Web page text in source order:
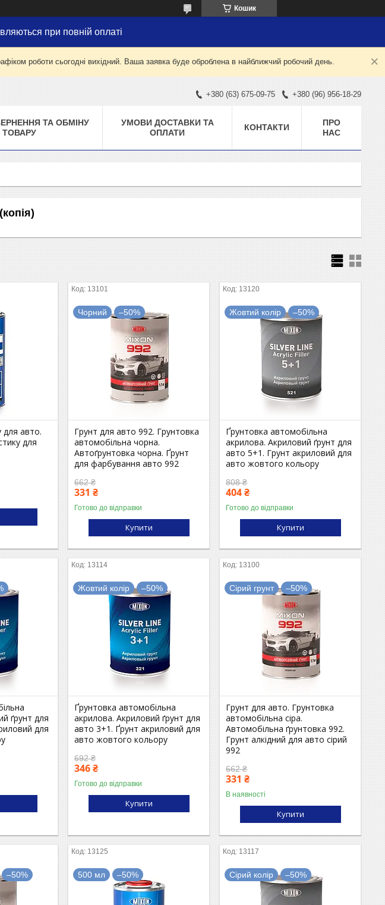
Кошик
при повній оплаті
роботи сьогодні вихідний. Ваша заявка буде оброблена в найближчий робочий день.
+380 (63) 675-09-75 +380 (96) 956-18-29
ТА ОБМІНУ
ТОВАРУ
УМОВИ ДОСТАВКИ ТА
ОПЛАТИ
КОНТАКТИ
ПРО
НАС
для авто.
для
13101
Чорний –50%
Грунт для авто 992. Грунтовка
автомобільна чорна.
Автоґрунтовка чорна. Ґрунт
для фарбування авто 992
662 ₴
331 ₴
Готово до відправки
Купити
13120
Жовтий колір –50%
Ґрунтовка автомобільна
акрилова. Акриловий ґрунт для
авто 5+1. Грунт акриловий для
авто жовтого кольору
808 ₴
404 ₴
Готово до відправки
Купити
ґрунт для
для
13114
Жовтий колір –50%
Ґрунтовка автомобільна
акрилова. Акриловий ґрунт для
авто 3+1. Ґрунт акриловий для
авто жовтого кольору
692 ₴
346 ₴
Готово до відправки
Купити
13100
Сірий грунт –50%
Грунт для авто. Грунтовка
автомобільна сіра.
Автомобільна ґрунтовка 992.
Грунт алкідний для авто сірий
992
662 ₴
331 ₴
В наявності
Купити
–50%
13125
500 мл –50%
13117
Сірий колір –50%